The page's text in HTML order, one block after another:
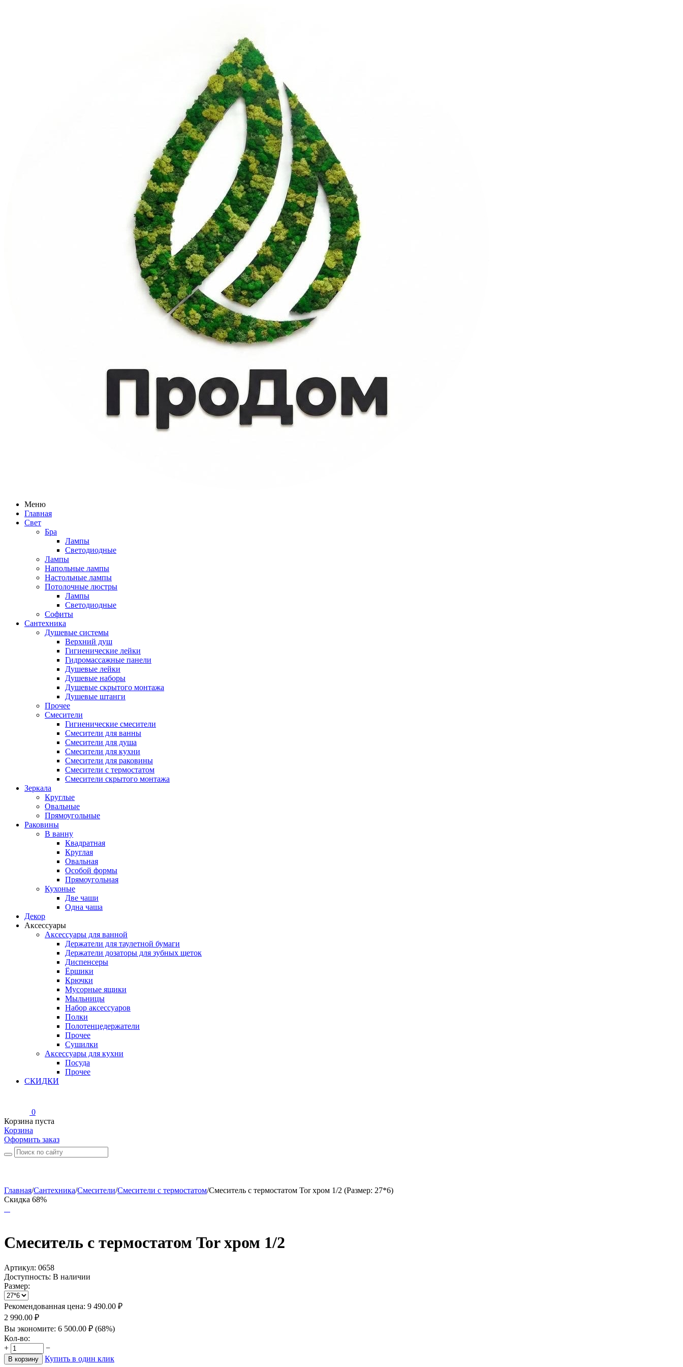
Меню
Главная
Свет
Бра
Лампы
Светодиодные
Лампы
Напольные лампы
Настольные лампы
Потолочные люстры
Лампы
Светодиодные
Софиты
Сантехника
Душевые системы
Верхний душ
Гигиенические лейки
Гидромассажные панели
Душевые лейки
Душевые наборы
Душевые скрытого монтажа
Душевые штанги
Прочее
Смесители
Гигиенические смесители
Смесители для ванны
Смесители для душа
Смесители для кухни
Смесители для раковины
Смесители с термостатом
Смесители скрытого монтажа
Зеркала
Круглые
Овальные
Прямоугольные
Раковины
В ванну
Квадратная
Круглая
Овальная
Особой формы
Прямоугольная
Кухоные
Две чаши
Одна чаша
Декор
Аксессуары
Аксессуары для ванной
Держатели для таулетной бумаги
Держатели дозаторы для зубных щеток
Диспенсеры
Ёршики
Крючки
Мусорные ящики
Мыльницы
Набор аксессуаров
Полки
Полотенцедержатели
Прочее
Сушилки
Аксессуары для кухни
Посуда
Прочее
СКИДКИ
0
Корзина пуста
Корзина
Оформить заказ
Главная/Сантехника/Смесители/Смесители с термостатом/Смеситель с термостатом Tor хром 1/2 (Размер: 27*6)
Скидка 68%
Смеситель с термостатом Tor хром 1/2
Артикул: 0658
Доступность: В наличии
Размер:
Рекомендованная цена: 9 490.00 ₽
2 990.00 ₽
Вы экономите: 6 500.00 ₽ (68%)
Кол-во:
+
−
В корзину Купить в один клик